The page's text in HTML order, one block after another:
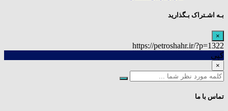
بـه اشـتراک بـگذارید
×
https://petroshahr.ir/?p=1322
کپی
×
تماس با ما